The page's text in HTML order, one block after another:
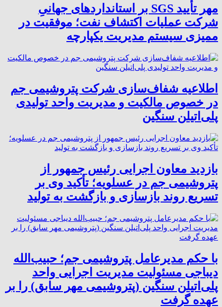
مهر تأیید SGS بر استانداردهای جهانیِ
شرکت عملیات اکتشاف نفت؛ موفقیت در
ممیزی سیستم مدیریت یکپارچه
اطلاعیه شفاف‌سازی شرکت پتروشیمی جم
در خصوص مالکیت و مدیریت واحد تولیدی
پلی‌اتیلن سنگین
بازدید معاون اجرایی رئیس جمهور از
پتروشیمی جم در عسلویه؛ تأکید وی بر
تسریع روند بازسازی و بازگشت به تولید
با حکم مدیرعامل پتروشیمی جم؛ حبیب‌الله
دیباجی مسئولیت مدیریت اجرایی واحد
پلی‌اتیلن سنگین (پتروشیمی مهر سابق) را بر
عهده گرفت